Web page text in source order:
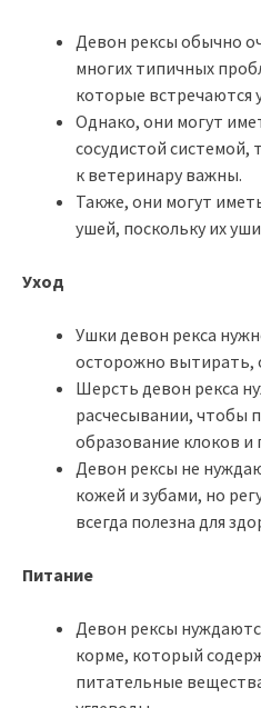
Девон рексы обычно
многих типичных
которые встречаются
Однако, они могут
сосудистой системой,
к ветеринару важны.
Также, они могут
ушей, поскольку их
Уход
Ушки девон рекса
осторожно вытирать,
Шерсть девон рекса
расчесывании, чтобы
образование клоков и
Девон рексы не
кожей и зубами, но
всегда полезна для
Питание
Девон рексы
корме, который
питательные